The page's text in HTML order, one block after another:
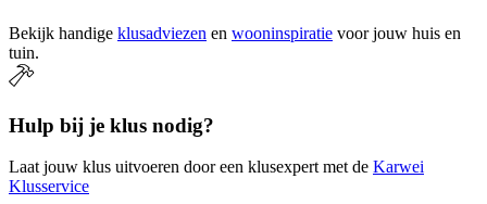
Bekijk handige klusadviezen en wooninspiratie voor jouw huis en
tuin.
Hulp bij je klus nodig?
Laat jouw klus uitvoeren door een klusexpert met de Karwei
Klusservice